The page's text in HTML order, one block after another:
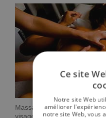
Massage de 20 minutes
visage ou pied.
Ce site
Notre site Web
améliorer
notre site Web, vous